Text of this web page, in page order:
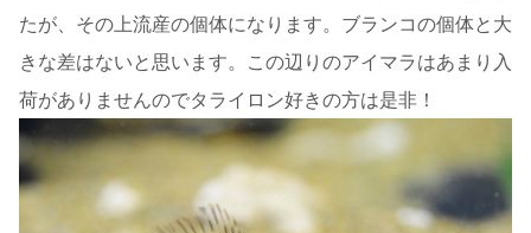
たが、その上流産の個体になります。ブランコの個体と大
きな差はないと思います。この辺りのアイマラはあまり入
荷がありませんのでタライロン好きの方は是非！